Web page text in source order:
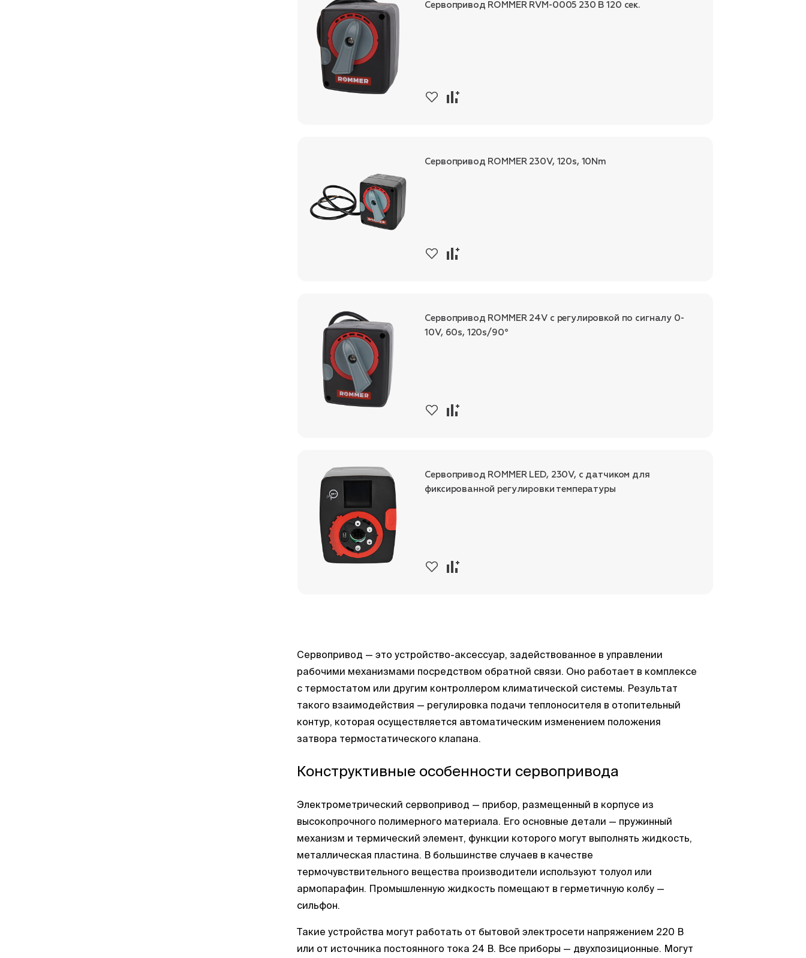
Сервопривод ROMMER RVM-0005 230 В 120 сек.
Сервопривод ROMMER 230V, 120s, 10Nm
Сервопривод ROMMER 24V c регулировкой по сигналу 0-
10V, 60s, 120s/90°
Сервопривод ROMMER LED, 230V, с датчиком для
фиксированной регулировки температуры
Сервопривод — это устройство-аксессуар, задействованное в управлении
рабочими механизмами посредством обратной связи. Оно работает в комплексе
с термостатом или другим контроллером климатической системы. Результат
такого взаимодействия — регулировка подачи теплоносителя в отопительный
контур, которая осуществляется автоматическим изменением положения
затвора термостатического клапана.
Конструктивные особенности сервопривода
Электрометрический сервопривод — прибор, размещенный в корпусе из
высокопрочного полимерного материала. Его основные детали — пружинный
механизм и термический элемент, функции которого могут выполнять жидкость,
металлическая пластина. В большинстве случаев в качестве
термочувствительного вещества производители используют толуол или
армопарафин. Промышленную жидкость помещают в герметичную колбу —
сильфон.
Такие устройства могут работать от бытовой электросети напряжением 220 В
или от источника постоянного тока 24 В. Все приборы — двухпозиционные. Могут